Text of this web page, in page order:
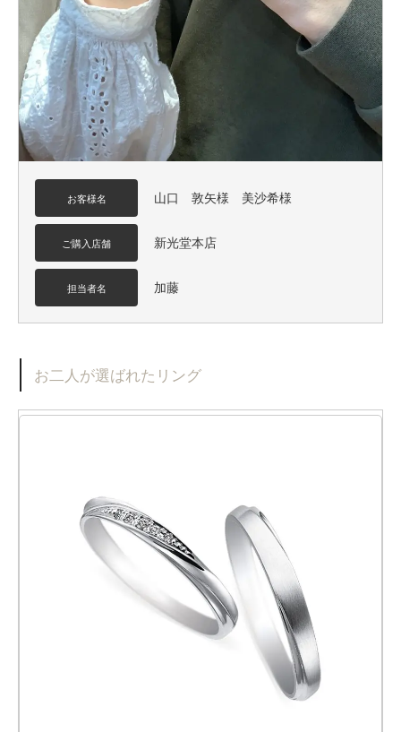
お客様名 山口 敦矢様 美沙希様
ご購入店舗 新光堂本店
担当者名 加藤
お二人が選ばれたリング